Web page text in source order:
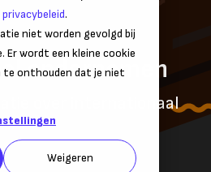
privacybeleid.
niet worden gevolgd bij
Er wordt een kleine cookie
te onthouden dat je niet
Weigeren
ondernemen
over internationaal